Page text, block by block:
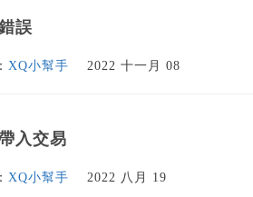
誤
XQ小幫手 2022 十一月 08
入交易
XQ小幫手 2022 八月 19